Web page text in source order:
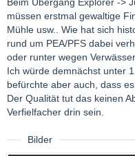
müssen erstmal gewaltige
Mühle usw.. Wie hat sich
rund um PEA/PFS dabei
oder runter wegen
Ich würde demnächst unter
befürchte aber auch, dass
Der Qualität tut das keinen
Verfielfacher drin sein.
Bilder